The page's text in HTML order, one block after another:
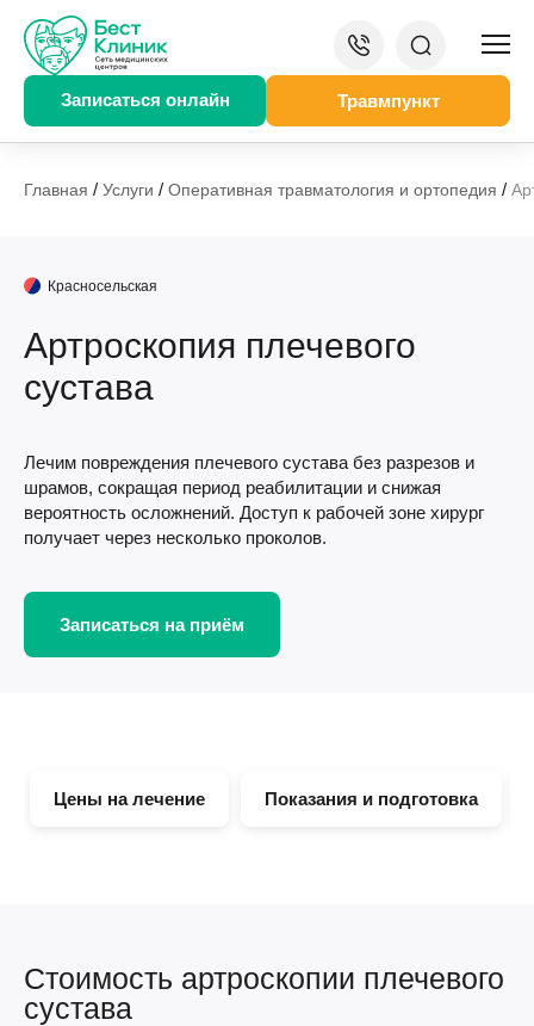
Записаться онлайн Травмпункт
Главная / Услуги / Оперативная травматология и ортопедия /
Красносельская
Артроскопия плечевого
сустава
Лечим повреждения плечевого сустава без разрезов и
шрамов, сокращая период реабилитации и снижая
вероятность осложнений. Доступ к рабочей зоне хирург
получает через несколько проколов.
Записаться на приём
Цены на лечение Показания и подготовка
Стоимость артроскопии плечевого
сустава